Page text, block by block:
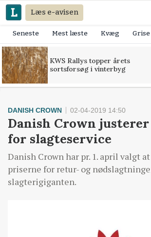
Læs e-avisen
Seneste Mest læste Kvæg Grise
KWS Rallys topper årets
sortsforsøg i vinterbyg
DANISH CROWN 02-04-2019 14:50
Danish Crown
for slagteservice
Danish Crown har pr. 1. april valgt
priserne for retur- og
slagterigiganten.